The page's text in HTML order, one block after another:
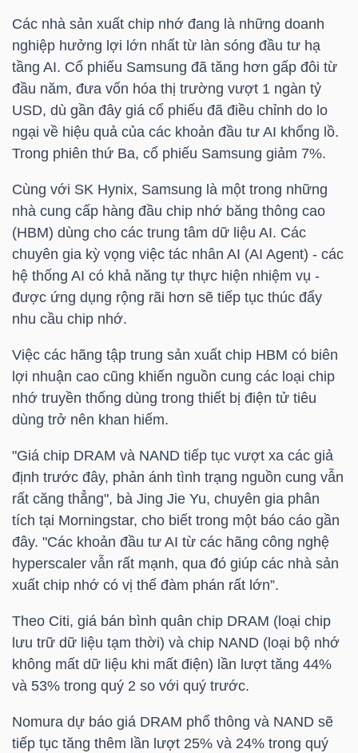
Các nhà sản xuất chip nhớ đang là những doanh
nghiệp hưởng lợi lớn nhất từ làn sóng đầu tư hạ
tầng AI. Cổ phiếu Samsung đã tăng hơn gấp đôi từ
đầu năm, đưa vốn hóa thị trường vượt 1 ngàn tỷ
USD, dù gần đây giá cổ phiếu đã điều chỉnh do lo
ngại về hiệu quả của các khoản đầu tư AI khổng lồ.
Trong phiên thứ Ba, cổ phiếu Samsung giảm 7%.
Cùng với SK Hynix, Samsung là một trong những
nhà cung cấp hàng đầu chip nhớ băng thông cao
(HBM) dùng cho các trung tâm dữ liệu AI. Các
chuyên gia kỳ vọng việc tác nhân AI (AI Agent) - các
hệ thống AI có khả năng tự thực hiện nhiệm vụ -
được ứng dụng rộng rãi hơn sẽ tiếp tục thúc đẩy
nhu cầu chip nhớ.
Việc các hãng tập trung sản xuất chip HBM có biên
lợi nhuận cao cũng khiến nguồn cung các loại chip
nhớ truyền thống dùng trong thiết bị điện tử tiêu
dùng trở nên khan hiếm.
"Giá chip DRAM và NAND tiếp tục vượt xa các giả
định trước đây, phản ánh tình trạng nguồn cung vẫn
rất căng thẳng", bà Jing Jie Yu, chuyên gia phân
tích tại Morningstar, cho biết trong một báo cáo gần
đây. "Các khoản đầu tư AI từ các hãng công nghệ
hyperscaler vẫn rất mạnh, qua đó giúp các nhà sản
xuất chip nhớ có vị thế đàm phán rất lớn”.
Theo Citi, giá bán bình quân chip DRAM (loại chip
lưu trữ dữ liệu tạm thời) và chip NAND (loại bộ nhớ
không mất dữ liệu khi mất điện) lần lượt tăng 44%
và 53% trong quý 2 so với quý trước.
Nomura dự báo giá DRAM phổ thông và NAND sẽ
tiếp tục tăng thêm lần lượt 25% và 24% trong quý
CHÍNH
CÁ
NHÂN
VIETSTOCKFINANCE
VĨ
MÔ
NGÀNH
DOANH
NGHIỆP
CỔ
PHÁI
SINH
TRÁI